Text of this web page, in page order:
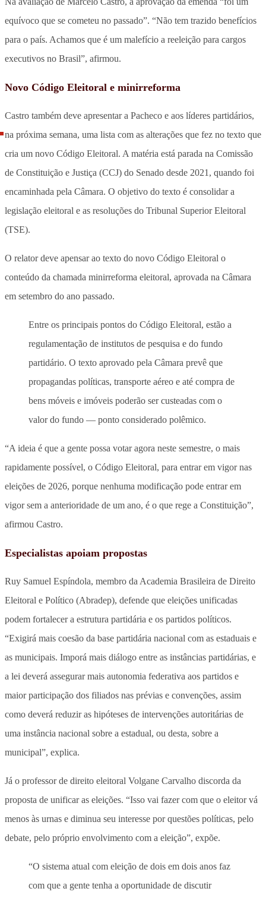
equívoco que se cometeu no passado”. “Não tem trazido benefícios
para o país. Achamos que é um malefício a reeleição para cargos
executivos no Brasil”, afirmou.
Novo Código Eleitoral e minirreforma
Castro também deve apresentar a Pacheco e aos líderes partidários,
na próxima semana, uma lista com as alterações que fez no texto que
cria um novo Código Eleitoral. A matéria está parada na Comissão
de Constituição e Justiça (CCJ) do Senado desde 2021, quando foi
encaminhada pela Câmara. O objetivo do texto é consolidar a
legislação eleitoral e as resoluções do Tribunal Superior Eleitoral
(TSE).
O relator deve apensar ao texto do novo Código Eleitoral o
conteúdo da chamada minirreforma eleitoral, aprovada na Câmara
em setembro do ano passado.
Entre os principais pontos do Código Eleitoral, estão a
regulamentação de institutos de pesquisa e do fundo
partidário. O texto aprovado pela Câmara prevê que
propagandas políticas, transporte aéreo e até compra de
bens móveis e imóveis poderão ser custeadas com o
valor do fundo — ponto considerado polêmico.
“A ideia é que a gente possa votar agora neste semestre, o mais
rapidamente possível, o Código Eleitoral, para entrar em vigor nas
eleições de 2026, porque nenhuma modificação pode entrar em
vigor sem a anterioridade de um ano, é o que rege a Constituição”,
afirmou Castro.
Especialistas apoiam propostas
Ruy Samuel Espíndola, membro da Academia Brasileira de Direito
Eleitoral e Político (Abradep), defende que eleições unificadas
podem fortalecer a estrutura partidária e os partidos políticos.
“Exigirá mais coesão da base partidária nacional com as estaduais e
as municipais. Imporá mais diálogo entre as instâncias partidárias, e
a lei deverá assegurar mais autonomia federativa aos partidos e
maior participação dos filiados nas prévias e convenções, assim
como deverá reduzir as hipóteses de intervenções autoritárias de
uma instância nacional sobre a estadual, ou desta, sobre a
municipal”, explica.
Já o professor de direito eleitoral Volgane Carvalho discorda da
proposta de unificar as eleições. “Isso vai fazer com que o eleitor vá
menos às urnas e diminua seu interesse por questões políticas, pelo
debate, pelo próprio envolvimento com a eleição”, expõe.
“O sistema atual com eleição de dois em dois anos faz
com que a gente tenha a oportunidade de discutir